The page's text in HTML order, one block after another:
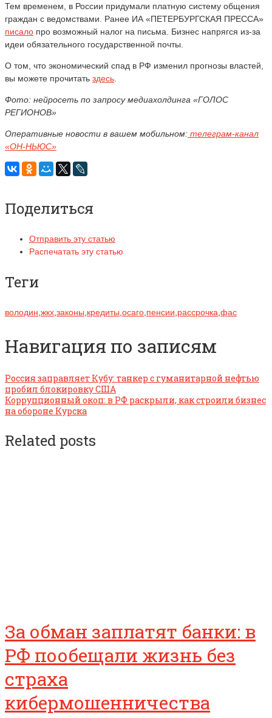
Тем временем, в России придумали платную систему общения
граждан с ведомствами. Ранее ИА «ПЕТЕРБУРГСКАЯ ПРЕССА»
писало про возможный налог на письма. Бизнес напрягся из-за
идеи обязательного государственной почты.
О том, что экономический спад в РФ изменил прогнозы властей,
вы можете прочитать здесь
Фото: нейросеть по запросу медиахолдинга «ГОЛОС
РЕГИОНОВ»
Оперативные новости в вашем мобильном: телеграм-канал
«ОН-НЬЮС»
Поделиться
Отправить эту статью
Распечатать эту статью
Теги
володин жкх законы кредиты осаго пенсии рассрочка фас
Навигация по записям
Россия заправляет Кубу: танкер с гуманитарной нефтью
пробил блокировку США
Коррупционный окоп: в РФ раскрыли, как строили бизнес
на обороне Курска
Related posts
За обман заплатят банки: в
РФ пообещали жизнь без
страха
кибермошенничества